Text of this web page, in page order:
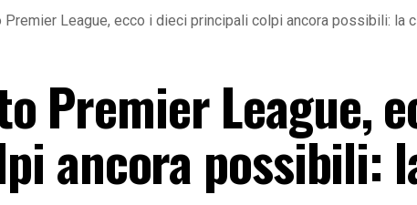
Premier League, ecco i dieci principali colpi ancora possibili: la
Premier League,
ancora possibili: